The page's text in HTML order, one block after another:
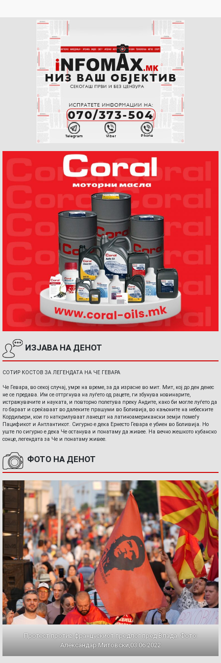
ИЗЈАВА НА ДЕНОТ
СОТИР КОСТОВ ЗА ЛЕГЕНДАТА НА ЧЕ ГЕВАРА
Че Гевара, во секој случај, умре на време, за да израсне во мит. Мит, кој до ден денес
не се предава. Им се оттргнува на луѓето од рацете, ги збунува новинарите,
истражувачите и науката, и повторно полетува преку Андите, како би могле луѓето да
го бараат и среќаваат во далеките прашуми во Боливија, во кањоните на небеските
Кордиљери, кои го наткрилуваат ланецот на латиноамерикански земји помеѓу
Пацификот и Антлантикот. Сигурно е дека Ернесто Гевара е убиен во Боливија. Но
уште по сигурно е дека Че останува и понатаму да живее. На вечно жешкото кубанско
сонце, легендата за Че и понатаму живее.
ФОТО НА ДЕНОТ
Протест против францускиот предлог пред Влада. Фото:
Александар Митовски,03.06.2022